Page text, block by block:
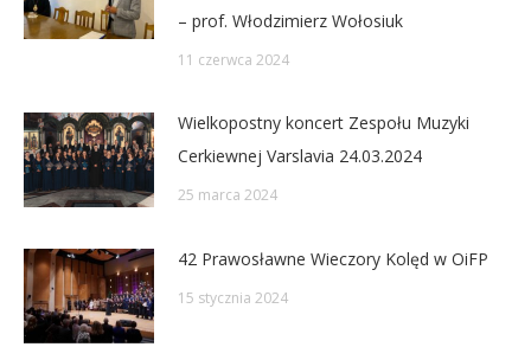
– prof. Włodzimierz Wołosiuk
11 czerwca 2024
Wielkopostny koncert Zespołu Muzyki
Cerkiewnej Varslavia 24.03.2024
25 marca 2024
42 Prawosławne Wieczory Kolęd w OiFP
15 stycznia 2024